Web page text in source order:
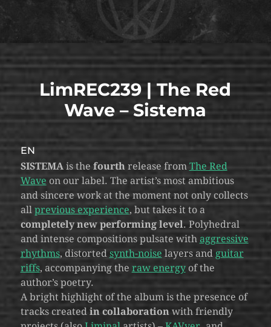
LimREC239 | The Red
Wave – Sistema
EN
SISTEMAis the fourthrelease from The Red
Wave on our label. The artist’s most ambitious
and sincere work at the moment not only collects
all previous experience, but takes it to a
completely new performing level. Polyhedral
and intense compositions pulsate with aggressive
rhythms, distorted synth-noise layers and guitar
riffs, accompanying the raw energyof the
author’s poetry.
A bright highlight of the album is the presence of
tracks created in collaborationwith friendly